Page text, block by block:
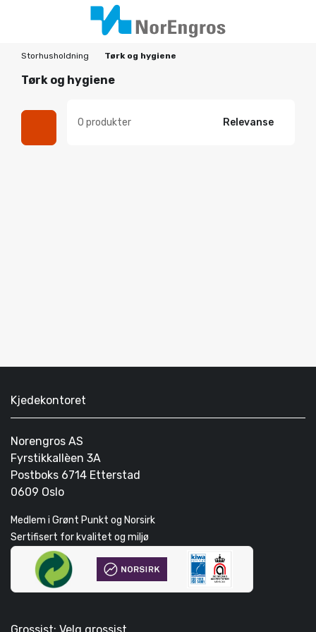
Storhusholdning Tørk og hygiene
Tørk og hygiene
0 produkter Relevanse
Kjedekontoret
Norengros AS
Fyrstikkallèen 3A
Postboks 6714 Etterstad
0609 Oslo
Medlem i Grønt Punkt og Norsirk
Sertifisert for kvalitet og miljø